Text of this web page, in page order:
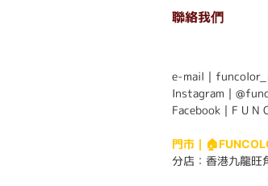
聯絡我們
e-mail｜
Instagram｜
Facebook｜ F U N
門市｜
分店： 香港九龍旺